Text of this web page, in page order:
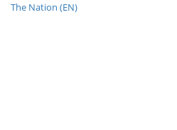
The Nation (EN)